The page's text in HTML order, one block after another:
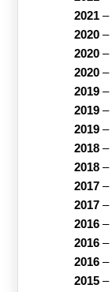
2021–
2020–
2020–
2020–
2019–
2019–
2019–
2018–
2018–
2017–
2017–
2016–
2016–
2016–
2015–